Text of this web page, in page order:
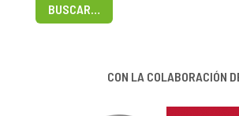
BUSCAR…
CON LA COLABORACIÓN